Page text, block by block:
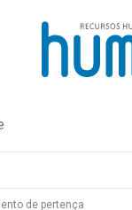
de pertença